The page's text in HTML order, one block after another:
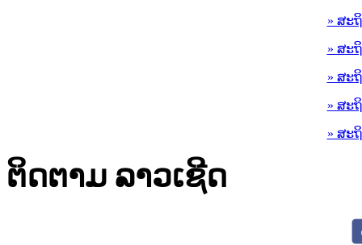
» ສະ
» ສະ
» ສະ
» ສະ
» ສະ
ຕິດຕາມ ລາວເຊີດ